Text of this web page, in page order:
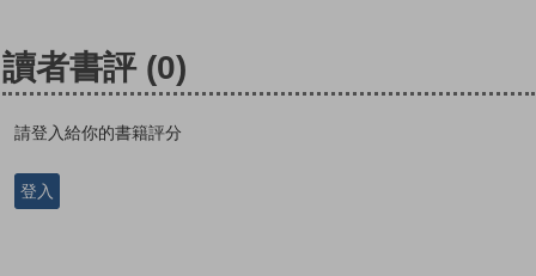
讀者書評 (0)
請登入給你的書籍評分
登入